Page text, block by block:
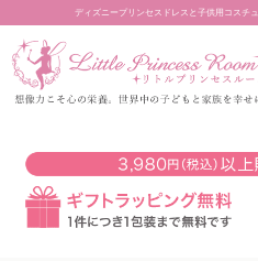
ディズニープリンセスドレスと子供用コスチ